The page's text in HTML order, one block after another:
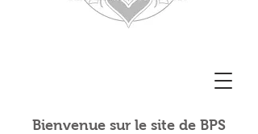
Bienvenue sur le site de BPS